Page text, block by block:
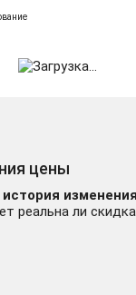
цены
история
реальна ли